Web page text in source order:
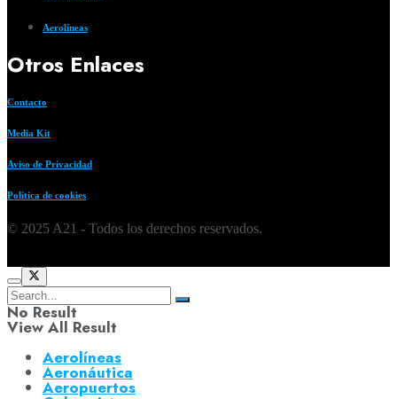
Aerolíneas
Otros Enlaces
Contacto
Media Kit
Aviso de Privacidad
Política de cookies
© 2025 A21 - Todos los derechos reservados.
No Result
View All Result
Aerolíneas
Aeronáutica
Aeropuertos